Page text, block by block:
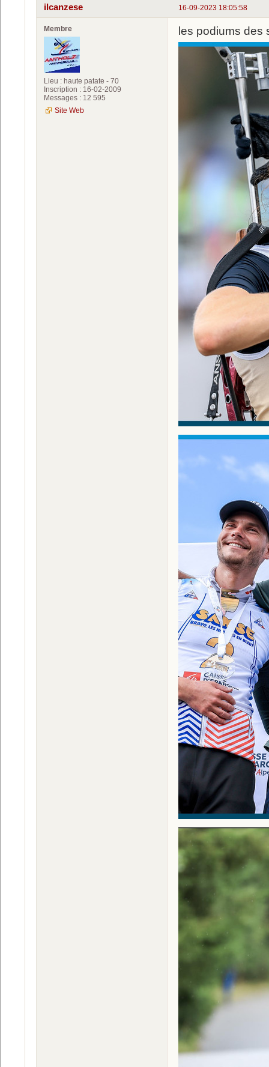
16-09-2023 18:05:58
ilcanzese
Membre
Lieu : haute patate - 70
Inscription : 16-02-2009
Messages : 12 595
Site Web
les podiums des